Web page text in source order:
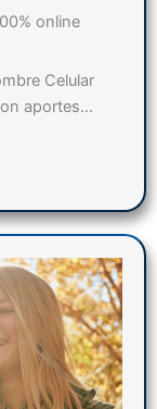
online
Celular
aportes…